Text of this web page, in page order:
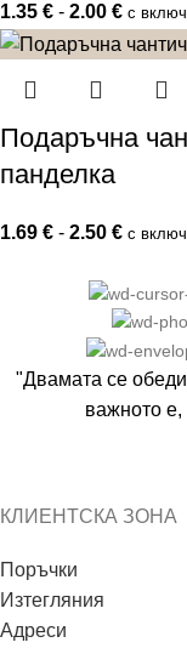
1.35 € - 2.00 € с
Подаръчна
панделка
1.69 € - 2.50 € с
"Двамата се
важното е,
КЛИЕНТСКА ЗОНА
Поръчки
Изтегляния
Адреси